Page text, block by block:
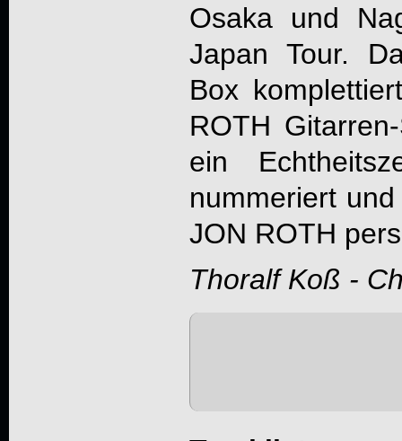
Osaka und
Japan Tour.
Box
ROTH
ein
nummeriert
JON ROTH
Thoralf Koß -